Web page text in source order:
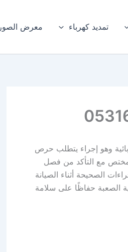
تمديد كهرباء معرض الصور
وهو إجراء يتطلب حرص
مختص مع التأكد من فصل
الصحيحة أثناء الصيانة
الصعبة حفاظًا على سلامة